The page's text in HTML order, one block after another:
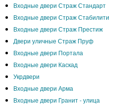
Входные двери Страж Стандарт
Входные двери Страж Стабилити
Входные двери Страж Престиж
Двери уличные Страж Пруф
Входные двери Портала
Входные двери Каскад
Укрдвери
Входные двери Арма
Входные двери Гранит - улица